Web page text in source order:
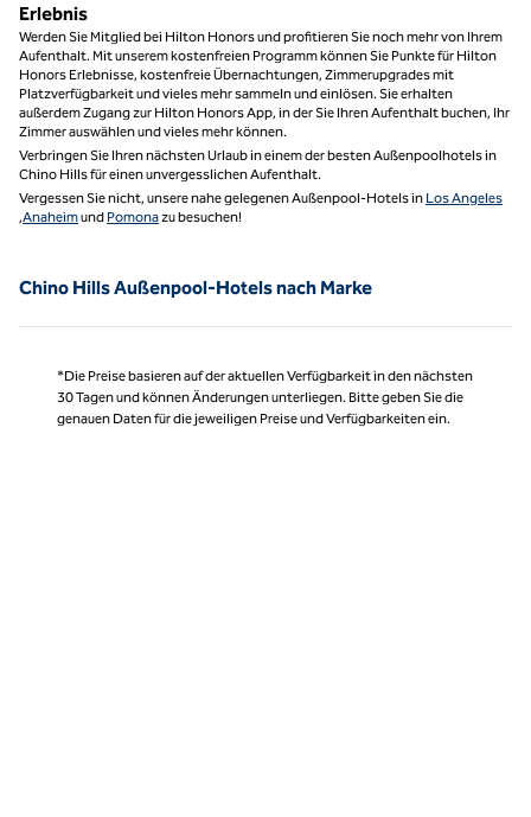
Erlebnis
Werden Sie Mitglied bei Hilton Honors und profitieren Sie noch mehr von Ihrem
Aufenthalt. Mit unserem kostenfreien Programm können Sie Punkte für Hilton
Honors Erlebnisse, kostenfreie Übernachtungen, Zimmerupgrades mit
Platzverfügbarkeit und vieles mehr sammeln und einlösen. Sie erhalten
außerdem Zugang zur Hilton Honors App, in der Sie Ihren Aufenthalt buchen, Ihr
Zimmer auswählen und vieles mehr können.
Verbringen Sie Ihren nächsten Urlaub in einem der besten Außenpoolhotels in
Chino Hills für einen unvergesslichen Aufenthalt.
Vergessen Sie nicht, unsere nahe gelegenen Außenpool-Hotels in Los Angeles
,Anaheimund Pomonazu besuchen!
Chino Hills Außenpool-Hotels nach Marke
*Die Preise basieren auf der aktuellen Verfügbarkeit in den nächsten
30 Tagen und können Änderungen unterliegen. Bitte geben Sie die
genauen Daten für die jeweiligen Preise und Verfügbarkeiten ein.